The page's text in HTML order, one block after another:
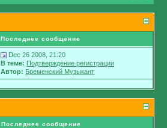
Последнее сообщение
Dec 26 2008, 21:20
В теме: Подтверждение регистрации
Автор: Бременский Музыкант
Последнее сообщение